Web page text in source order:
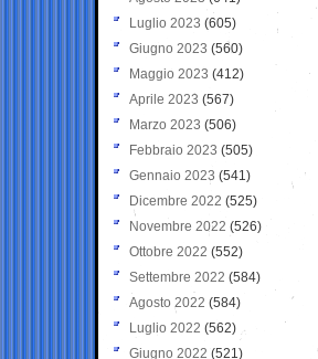
Luglio 2023 (605)
Giugno 2023 (560)
Maggio 2023 (412)
Aprile 2023 (567)
Marzo 2023 (506)
Febbraio 2023 (505)
Gennaio 2023 (541)
Dicembre 2022 (525)
Novembre 2022 (526)
Ottobre 2022 (552)
Settembre 2022 (584)
Agosto 2022 (584)
Luglio 2022 (562)
Giugno 2022 (521)